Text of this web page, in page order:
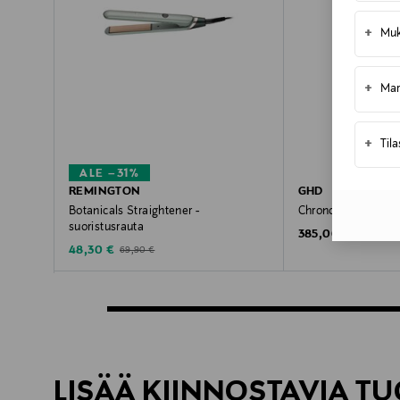
+
+
+
ALE –31%
REMINGTON
Botanicals Straightener -
suoristusrauta
Discounted Price
48,30 € Original Price
69,90 €
GHD
Chronos-
Original Price
385,00 €
LISÄÄ KIINNOSTAVIA